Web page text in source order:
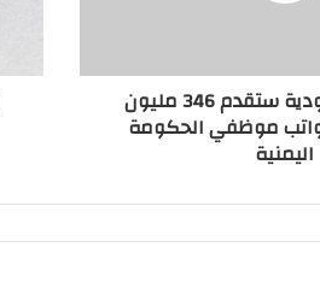
مسؤول: السعودية ستقدم 346 مليون
موظفي الحكومة
اليمنية